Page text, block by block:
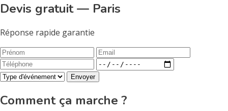
Devis gratuit — Paris
Réponse rapide garantie
Envoyer
Comment ça marche ?